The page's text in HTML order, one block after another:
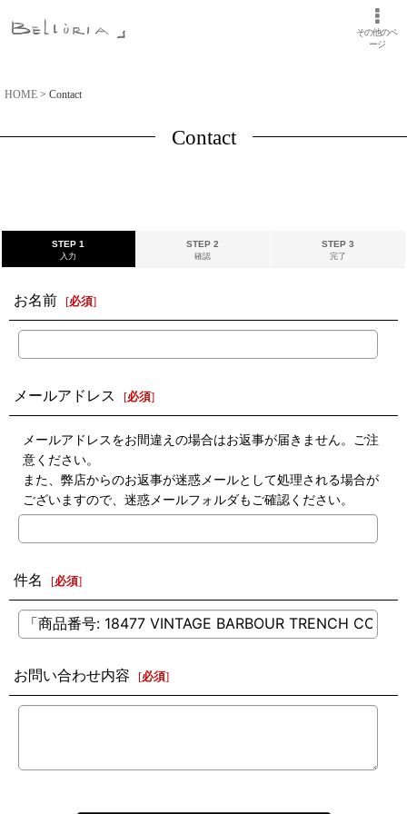
その他のペ
ージ
HOME > Contact
Contact
STEP 1
入力
STEP 2
確認
STEP 3
完了
お名前 [必須]
メールアドレス [必須]
メールアドレスをお間違えの場合はお返事が届きません。ご注
意ください。
また、弊店からのお返事が迷惑メールとして処理される場合が
ございますので、迷惑メールフォルダもご確認ください。
件名 [必須]
お問い合わせ内容 [必須]